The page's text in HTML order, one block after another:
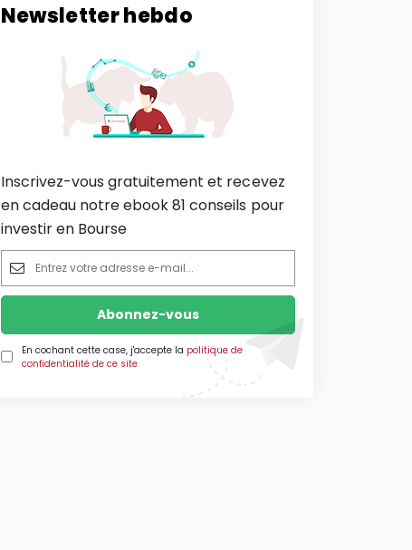
Newsletter hebdo
Inscrivez-vous gratuitement et recevez
en cadeau notre ebook 81 conseils pour
investir en Bourse
En cochant cette case, j'accepte la politique de
confidentialité de ce site